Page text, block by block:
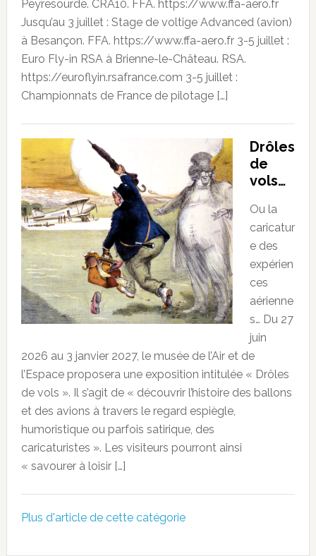
Peyresourde. CRA10. FFA. https://www.ffa-aero.fr
Jusqu’au 3 juillet : Stage de voltige Advanced (avion)
à Besançon. FFA. https://www.ffa-aero.fr 3-5 juillet :
Euro Fly-in RSA à Brienne-le-Château. RSA.
https://euroflyin.rsafrance.com 3-5 juillet :
Championnats de France de pilotage […]
Drôles
de
vols…
Ou la
caricatur
e des
expérien
ces
aérienne
s… Du 27
juin
2026 au 3 janvier 2027, le musée de l’Air et de
l’Espace proposera une exposition intitulée « Drôles
de vols ». Il s’agit de « découvrir l’histoire des ballons
et des avions à travers le regard espiègle,
humoristique ou parfois satirique, des
caricaturistes ». Les visiteurs pourront ainsi
« savourer à loisir […]
Plus d'article de cette catégorie